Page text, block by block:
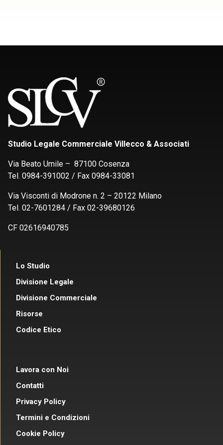
Studio Legale Commerciale Villecco & Associati
Via Beato Umile – 87100 Cosenza
Tel. 0984-391002 / Fax 0984-33081
Via Visconti di Modrone n. 2 – 20122 Milano
Tel. 02-7601284 / Fax 02-39680126
CF 02616940785
Lo Studio
Divisione Legale
Divisione Commerciale
Risorse
Codice Etico
Lavora con Noi
Contatti
Privacy Policy
Termini e Condizioni
Cookie Policy